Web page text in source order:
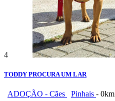
4
TODDY PROCURA UM LAR
ADOÇÃO - Cães Pinhais - 0km